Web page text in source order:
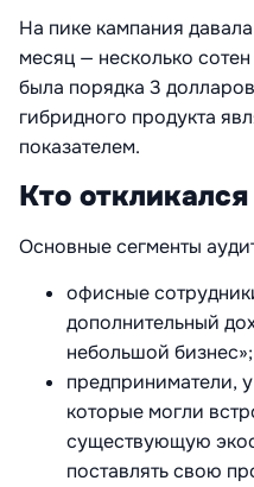
На пике кампания
месяц — несколько
была порядка 3
гибридного продукта
показателем.
Кто откликался
Основные сегменты
офисные
дополнительный
небольшой бизнес»;
предприниматели,
которые могли
существующую
поставлять свою